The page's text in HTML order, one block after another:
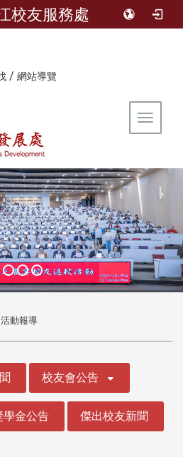
校友服務處
/ 網站導覽
Toggle
活動報導
校友會公告
學金公告 傑出校友新聞